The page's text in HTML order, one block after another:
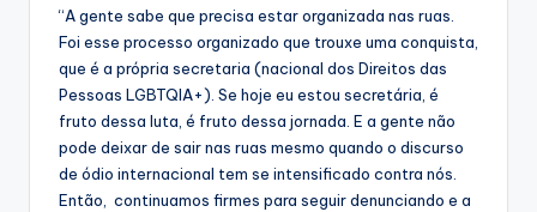
“A gente sabe que precisa estar organizada nas ruas.
Foi esse processo organizado que trouxe uma conquista,
que é a própria secretaria (nacional dos Direitos das
Pessoas LGBTQIA+). Se hoje eu estou secretária, é
fruto dessa luta, é fruto dessa jornada. E a gente não
pode deixar de sair nas ruas mesmo quando o discurso
de ódio internacional tem se intensificado contra nós.
Então, continuamos firmes para seguir denunciando e a